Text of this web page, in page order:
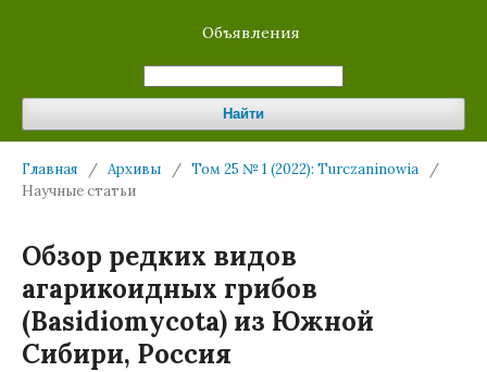
Объявления
Найти
Главная / Архивы / Том 25 № 1 (2022): Turczaninowia
/
Научные статьи
Обзор редких видов
агарикоидных грибов
(Basidiomycota) из Южной
Сибири, Россия